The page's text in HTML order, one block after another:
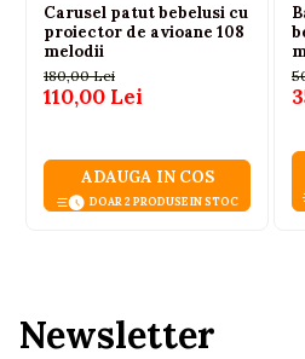
Carusel patut bebelusi cu
proiector de avioane 108
melodii
180,00 Lei
110,00 Lei
ADAUGA IN COS
DOAR 2 PRODUSE IN STOC
Newsletter